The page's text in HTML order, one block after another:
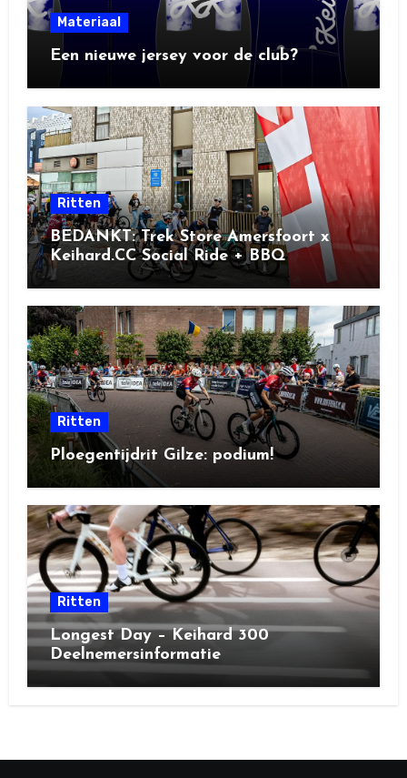
Materiaal
Een nieuwe jersey voor de club?
Ritten
BEDANKT: Trek Store Amersfoort x
Keihard.CC Social Ride + BBQ
Ritten
Ploegentijdrit Gilze: podium!
Ritten
Longest Day – Keihard 300
Deelnemersinformatie